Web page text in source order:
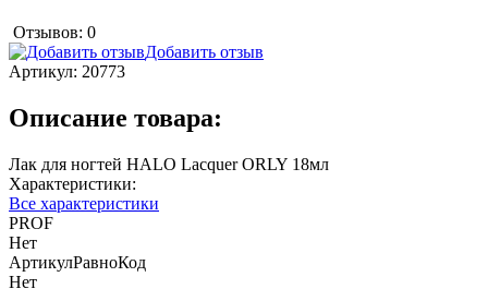
Отзывов: 0
Добавить отзыв
Артикул: 20773
Описание товара:
Лак для ногтей HALO Lacquer ORLY 18мл
Характеристики:
Все характеристики
PROF
Нет
АртикулРавноКод
Нет